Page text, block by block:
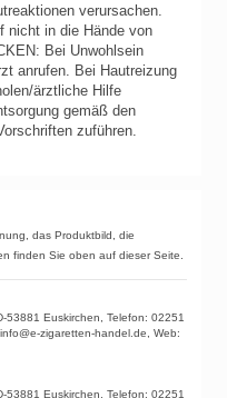
verursachen.
nicht in die Hände von
Bei Unwohlsein
anrufen.
Bei Hautreizung
ärztliche Hilfe
gemäß den
zuführen.
das Produktbild, die
finden Sie oben auf dieser Seite.
53881 Euskirchen, Telefon: 02251
zigaretten-handel.de, Web:
53881 Euskirchen, Telefon: 02251